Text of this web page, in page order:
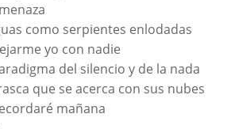
como serpientes enlodadas
yo con nadie
del silencio y de la nada
que se acerca con sus nubes
mañana